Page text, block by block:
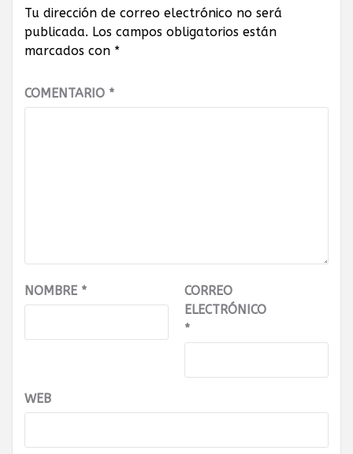
Tu dirección de correo electrónico no será
publicada. Los campos obligatorios están
marcados con *
COMENTARIO *
NOMBRE *
CORREO
ELECTRÓNICO
*
WEB